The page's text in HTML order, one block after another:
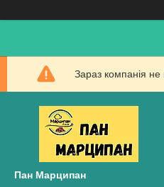
Зараз компанія
Пан Марципан